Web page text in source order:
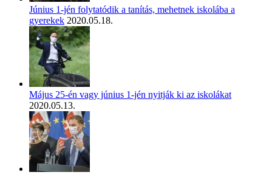
Június 1-jén folytatódik a tanítás, mehetnek iskolába a
gyerekek 2020.05.18.
Május 25-én vagy június 1-jén nyitják ki az iskolákat
2020.05.13.